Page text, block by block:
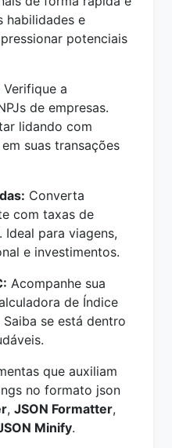
habilidades e
potenciais
Verifique a
de empresas.
lidando com
suas transações
Converta
com taxas de
para viagens,
e investimentos.
Acompanhe sua
de Índice
se está dentro
que auxiliam
no formato json
, JSON Formatter,
Minify.